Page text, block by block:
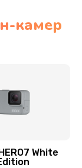
камер
White